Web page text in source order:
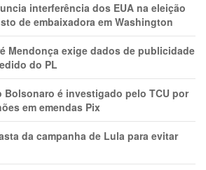
interferência dos EUA na eleição
de embaixadora em Washington
Mendonça exige dados de publicidade
do PL
Bolsonaro é investigado pelo TCU por
em emendas Pix
da campanha de Lula para evitar